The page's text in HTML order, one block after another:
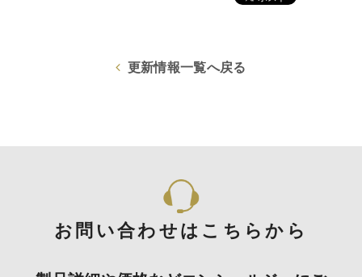
更新情報一覧へ戻る
お問い合わせはこちらから